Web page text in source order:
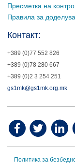
Пресметка на
Правила за
Контакт:
+389 (0)77 552 826
+389 (0)78 280 667
+389 (0)2 3 254 251
gs1mk@gs1mk.org.mk
Политика за